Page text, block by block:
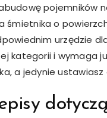
pojemników
o
urzędzie
kategorii i wymaga
a jedynie